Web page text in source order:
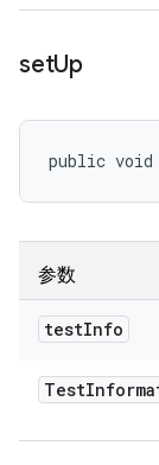
setUp
public void
参数
testInfo
Test